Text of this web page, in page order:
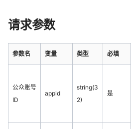
请求参数
参数名 变量 类型 必填
公众账号
ID
appid
string(3
2)
是